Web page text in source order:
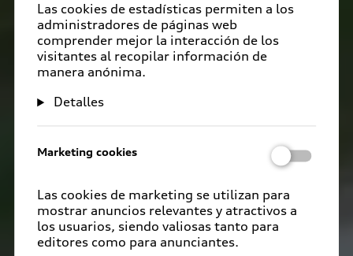
Las cookies de estadísticas permiten a los
administradores de páginas web
comprender mejor la interacción de los
visitantes al recopilar información de
manera anónima.
Detalles
Marketing cookies
Las cookies de marketing se utilizan para
mostrar anuncios relevantes y atractivos a
los usuarios, siendo valiosas tanto para
editores como para anunciantes.